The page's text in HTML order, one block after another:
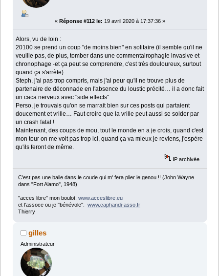
« Réponse #112 le: 19 avril 2020 à 17:37:36 »
Alors, vu de loin :
20100 se prend un coup "de moins bien" en solitaire (il semble qu'il ne
veuille pas, de plus, tomber dans une commentairophagie invasive et
chronophage -et ça peut se comprendre, c'est très douloureux, surtout
quand ça s'arrète)
Steph, j'ai pas trop compris, mais j'ai peur qu'il ne trouve plus de
partenaire de déconnade en l'absence du loustic précité… il a donc fait
un caca nerveux avec "side effects"
Perso, je trouvais qu'on se marrait bien sur ces posts qui partaient
doucement et vrille… Faut croire que la vrille peut aussi se solder par
un crash fatal !
Maintenant, des coups de mou, tout le monde en a je crois, quand c'est
mon tour on me voit pas trop ici, quand ça va mieux je reviens, j'espère
qu'ils feront de même.
IP archivée
C'est pas une balle dans le coude qui m' fera plier le genou !! (John Wayne
dans "Fort Alamo", 1948)
"acces libre" mon boulot: www.acceslibre.eu
et l'assoce ou je "bénévole": www.caphandi-asso.fr
Thierry
gilles
Administrateur